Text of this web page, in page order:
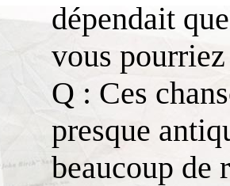
dépendait
vous
Q : Ces
presque
beaucoup de